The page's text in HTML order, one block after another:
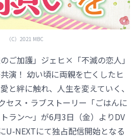
（C）2021 MBC
ご加護」ジェヒ×「不滅の恋人」
演！ 幼い頃に両親を亡くしたヒ
と絆に触れ、人生を変えていく、
セス・ラブストーリー「ごはんに
ラン～」が6月3日（金）よりDV
U-NEXTにて独占配信開始となる